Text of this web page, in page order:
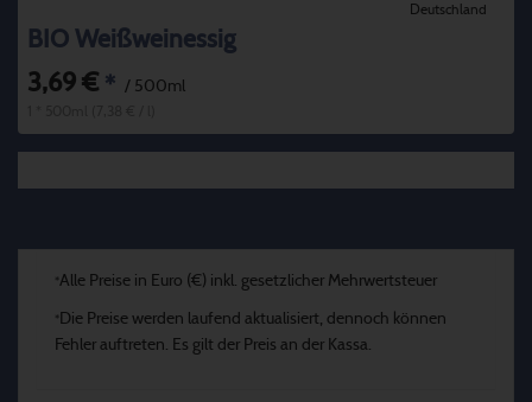
Deutschland
BIO Weißweinessig
3,69 € * / 500ml
*Alle Preise in Euro (€) inkl. gesetzlicher Mehrwertsteuer
* Die Preise werden laufend aktualisiert, dennoch können
Fehler auftreten. Es gilt der Preis an der Kassa.